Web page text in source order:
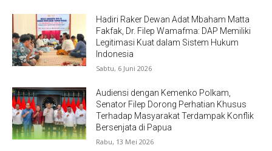
Hadiri Raker Dewan Adat Mbaham Matta
Fakfak, Dr. Filep Wamafma: DAP Memiliki
Legitimasi Kuat dalam Sistem Hukum
Indonesia
Sabtu, 6 Juni 2026
Audiensi dengan Kemenko Polkam,
Senator Filep Dorong Perhatian Khusus
Terhadap Masyarakat Terdampak Konflik
Bersenjata di Papua
Rabu, 13 Mei 2026